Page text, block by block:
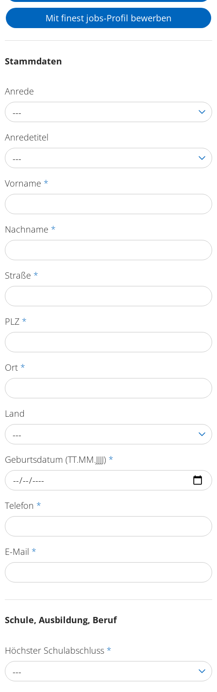
Mit finest jobs-Profil bewerben
Stammdaten
Anrede
---
Anredetitel
---
Vorname *
Nachname *
Straße *
PLZ *
Ort *
Land
---
Geburtsdatum (TT.MM.JJJJ) *
Telefon *
E-Mail *
Schule, Ausbildung, Beruf
Höchster Schulabschluss *
---